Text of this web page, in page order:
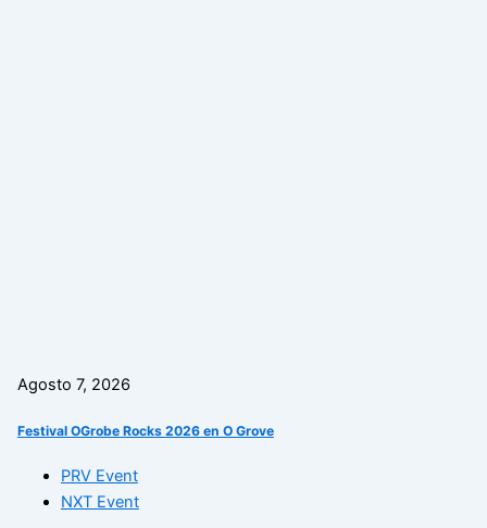
Agosto 7, 2026
Festival OGrobe Rocks 2026 en O Grove
PRV Event
NXT Event